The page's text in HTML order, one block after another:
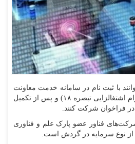
با ثبت‌ نام در سامانه خدمت معاونت
علمی، فناوری و اقتصاد دانش‌بنیان ریاست‌جمهوری به نشانی khedmat.isti.ir (بخش وام اشتغالزایی تبصره ۱۸) و پس از تکمیل
شرکت‌های فناور عضو پارک علم و فناوری
از نوع سرمایه در گردش است.